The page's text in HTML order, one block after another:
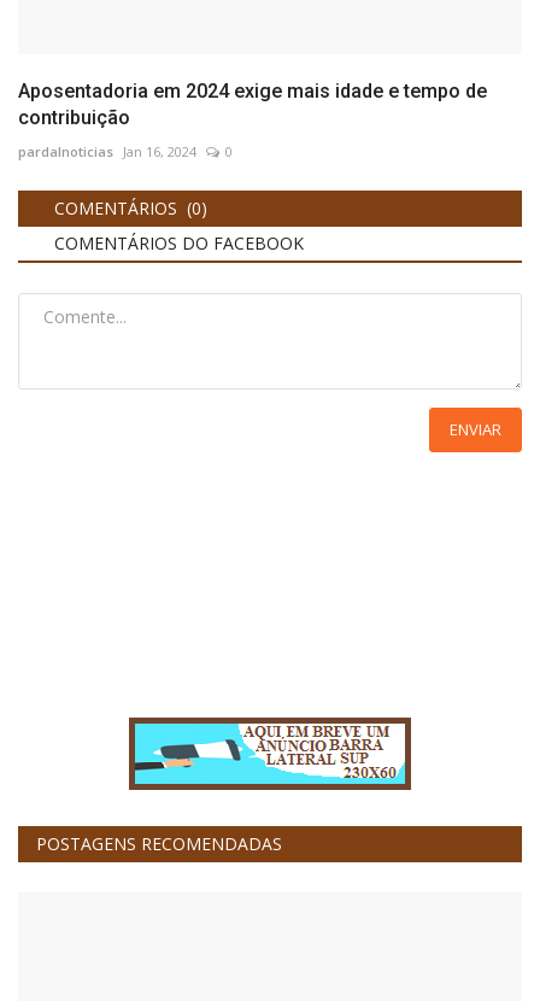
Aposentadoria em 2024 exige mais idade e tempo de
contribuição
pardalnoticias Jan 16, 2024 0
COMENTÁRIOS (0)
COMENTÁRIOS DO FACEBOOK
ENVIAR
POSTAGENS RECOMENDADAS